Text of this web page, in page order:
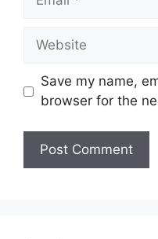
Website
Save my name,
browser for the